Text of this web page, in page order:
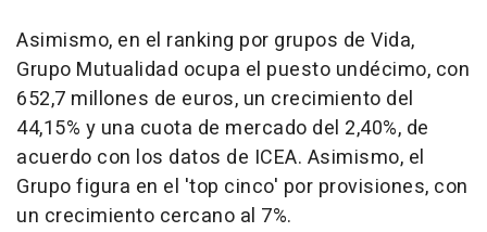
Asimismo, en el ranking por grupos de Vida,
Grupo Mutualidad ocupa el puesto undécimo, con
652,7 millones de euros, un crecimiento del
44,15% y una cuota de mercado del 2,40%, de
acuerdo con los datos de ICEA. Asimismo, el
Grupo figura en el 'top cinco' por provisiones, con
un crecimiento cercano al 7%.